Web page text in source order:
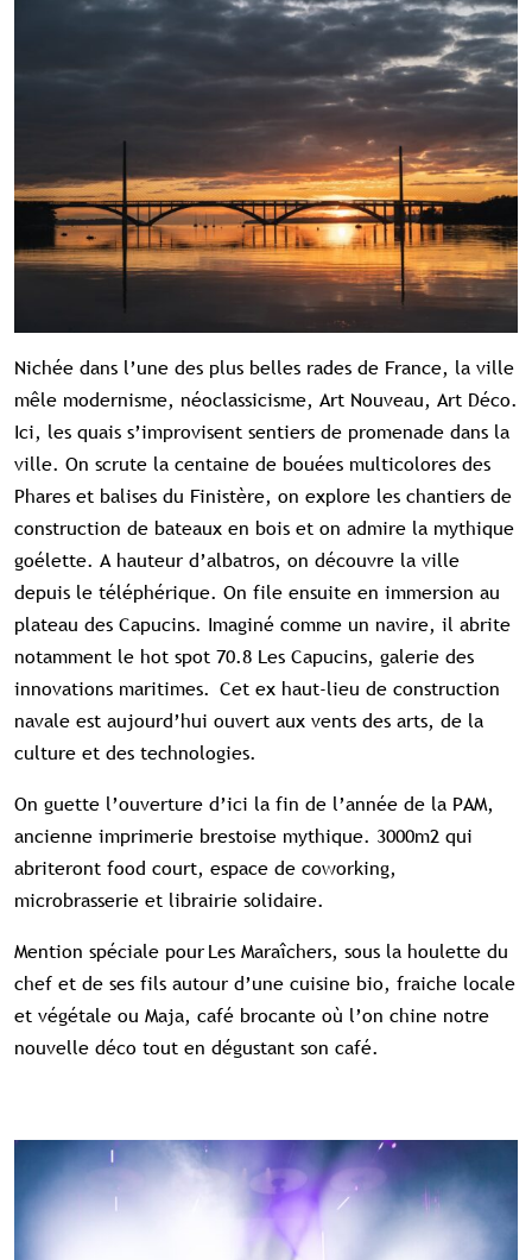
Nichée dans l’une des plus belles rades de France, la ville
mêle modernisme, néoclassicisme, Art Nouveau, Art Déco.
Ici, les quais s’improvisent sentiers de promenade dans la
ville. On scrute la centaine de bouées multicolores des
Phares et balises du Finistère, on explore les chantiers de
construction de bateaux en bois et on admire la mythique
goélette. A hauteur d’albatros, on découvre la ville
depuis le téléphérique. On file ensuite en immersion au
plateau des Capucins. Imaginé comme un navire, il abrite
notamment le hot spot 70.8 Les Capucins, galerie des
innovations maritimes. Cet ex haut-lieu de construction
navale est aujourd’hui ouvert aux vents des arts, de la
culture et des technologies.
On guette l’ouverture d’ici la fin de l’année de la PAM,
ancienne imprimerie brestoise mythique. 3000m2 qui
abriteront food court, espace de coworking,
microbrasserie et librairie solidaire.
Mention spéciale pour Les Maraîchers, sous la houlette du
chef et de ses fils autour d’une cuisine bio, fraiche locale
et végétale ou Maja, café brocante où l’on chine notre
nouvelle déco tout en dégustant son café.
premium
Souscrivez à l'abonnement et accédez à
tous nos contenus exclusifs
Souscrire à l'abonnement premium
Se connecter
Accès complet aux études
Visibilité sur tourismebretagne.com